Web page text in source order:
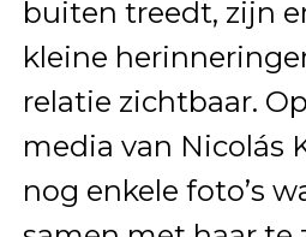
buiten treedt, zijn
kleine
relatie zichtbaar.
media van Nicolás
nog enkele foto’s